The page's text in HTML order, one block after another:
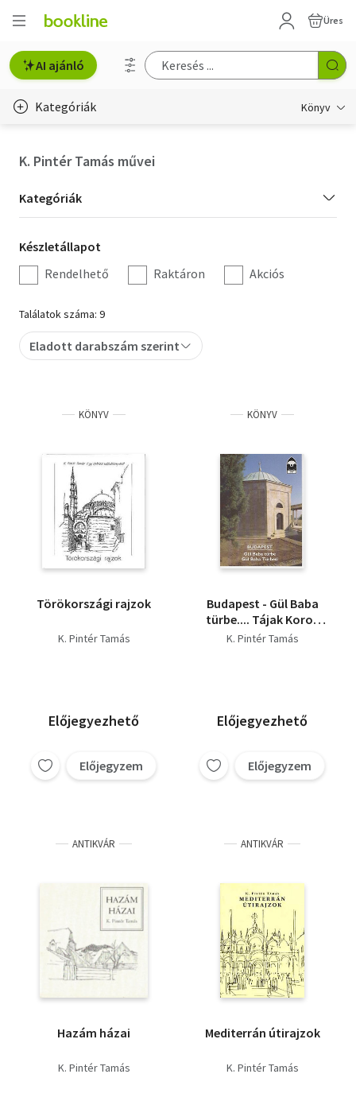
Üres
AI ajánló
Kategóriák Könyv
Hobbi, szabadidő
Irodalom
Művészet
Szakkönyv
Tankönyv, segédkönyv
Társadalomtudomány
Természettudomány
Történelem
K. Pintér Tamás művei
Kategória
szűrés
Kategóriák
Készletállapot
szűrés
Készletállapot
Rendelhető
Raktáron Akciós
Találatok száma: 9
Eladott darabszám szerint
KÖNYV
Törökországi rajzok
K. Pintér Tamás
Előjegyezhető
Előjegyzem
KÖNYV
Budapest - Gül Baba
türbe.... Tájak Korok
Múzeumok
K. Pintér Tamás
Előjegyezhető
Előjegyzem
ANTIKVÁR
Hazám házai
K. Pintér Tamás
ANTIKVÁR
Mediterrán útirajzok
K. Pintér Tamás